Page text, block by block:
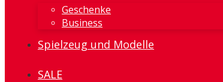
Geschenke
Business
Spielzeug und Modelle
SALE